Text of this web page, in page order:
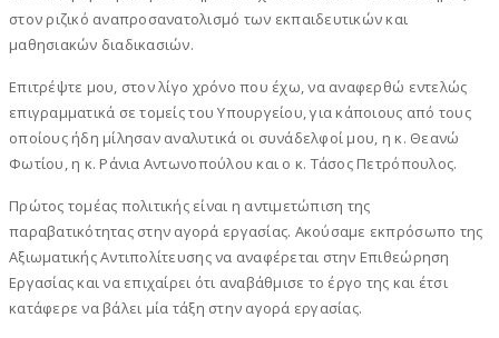
στον ριζικό αναπροσανατολισμό των εκπαιδευτικών και
μαθησιακών διαδικασιών.
Επιτρέψτε μου, στον λίγο χρόνο που έχω, να αναφερθώ εντελώς
επιγραμματικά σε τομείς του Υπουργείου, για κάποιους από τους
οποίους ήδη μίλησαν αναλυτικά οι συνάδελφοί μου, η κ. Θεανώ
Φωτίου, η κ. Ράνια Αντωνοπούλου και ο κ. Τάσος Πετρόπουλος.
Πρώτος τομέας πολιτικής είναι η αντιμετώπιση της
παραβατικότητας στην αγορά εργασίας. Ακούσαμε εκπρόσωπο της
Αξιωματικής Αντιπολίτευσης να αναφέρεται στην Επιθεώρηση
Εργασίας και να επιχαίρει ότι αναβάθμισε το έργο της και έτσι
κατάφερε να βάλει μία τάξη στην αγορά εργασίας.